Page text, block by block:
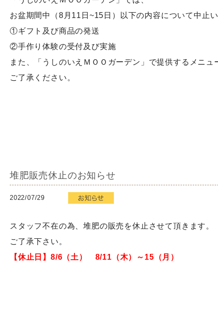
お盆期間中（8月11日~15日）以下の内容について中止
①ギフト及び商品の発送
②手作り体験の受付及び実施
また、「うしのいえＭＯＯガーデン」で提供するメニ
ご了承ください。
堆肥販売休止のお知らせ
2022/07/29
スタッフ不在の為、堆肥の販売を休止させて頂きます。
ご了承下さい。
【休止日】8/6（土） 8/11（木）～15（月）